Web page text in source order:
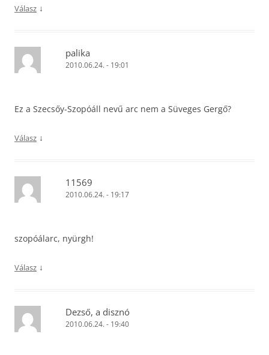
Válasz ↓
palika
2010.06.24. - 19:01
Ez a Szecsőy-Szopóáll nevű arc nem a Süveges Gergő?
Válasz ↓
11569
2010.06.24. - 19:17
szopóálarc, nyürgh!
Válasz ↓
Dezső, a disznó
2010.06.24. - 19:40